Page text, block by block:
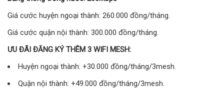
Giá cước huyện ngoại thành: 260.000 đồng/tháng.
Giá cước quận nội thành: 300.000 đồng/tháng.
ƯU ĐÃI ĐĂNG KÝ THÊM 3 WIFI MESH:
Huyện ngoại thành: +30.000 đồng/tháng/3mesh.
Quận nội thành: +49.000 đồng/tháng/3mesh.